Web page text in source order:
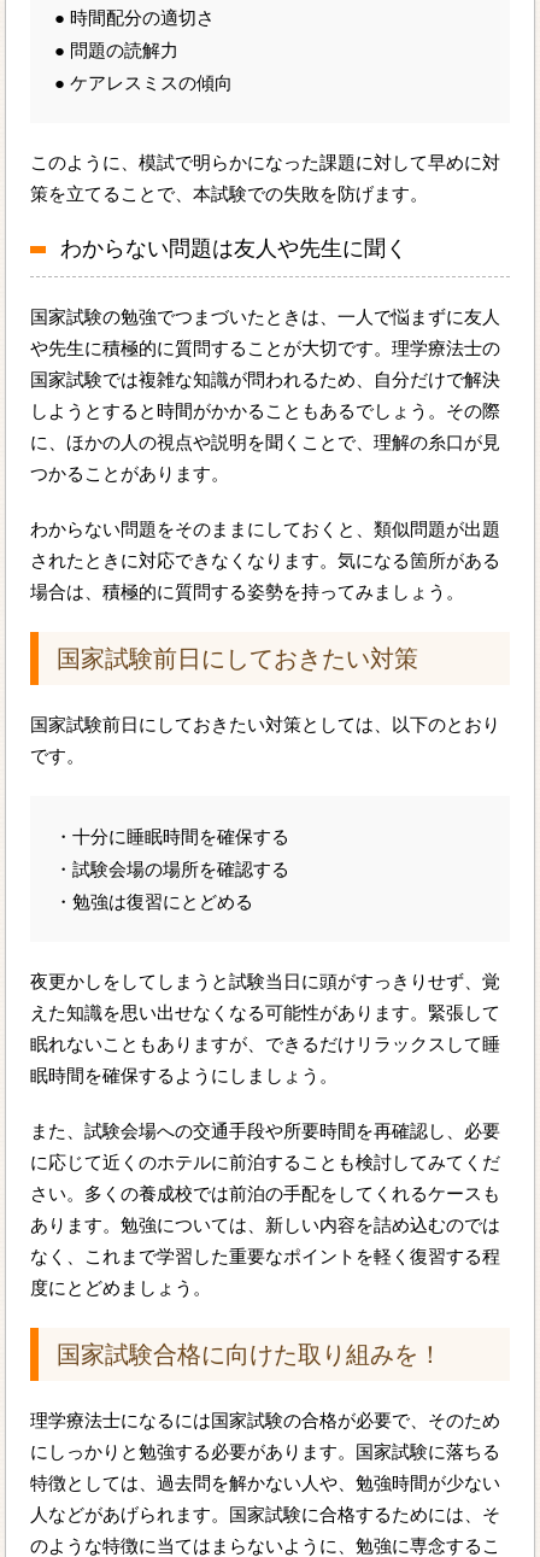
● 時間配分の適切さ
● 問題の読解力
● ケアレスミスの傾向
このように、模試で明らかになった課題に対して早めに対
策を立てることで、本試験での失敗を防げます。
わからない問題は友人や先生に聞く
国家試験の勉強でつまづいたときは、一人で悩まずに友人
や先生に積極的に質問することが大切です。理学療法士の
国家試験では複雑な知識が問われるため、自分だけで解決
しようとすると時間がかかることもあるでしょう。その際
に、ほかの人の視点や説明を聞くことで、理解の糸口が見
つかることがあります。
わからない問題をそのままにしておくと、類似問題が出題
されたときに対応できなくなります。気になる箇所がある
場合は、積極的に質問する姿勢を持ってみましょう。
国家試験前日にしておきたい対策
国家試験前日にしておきたい対策としては、以下のとおり
です。
・十分に睡眠時間を確保する
・試験会場の場所を確認する
・勉強は復習にとどめる
夜更かしをしてしまうと試験当日に頭がすっきりせず、覚
えた知識を思い出せなくなる可能性があります。緊張して
眠れないこともありますが、できるだけリラックスして睡
眠時間を確保するようにしましょう。
また、試験会場への交通手段や所要時間を再確認し、必要
に応じて近くのホテルに前泊することも検討してみてくだ
さい。多くの養成校では前泊の手配をしてくれるケースも
あります。勉強については、新しい内容を詰め込むのでは
なく、これまで学習した重要なポイントを軽く復習する程
度にとどめましょう。
国家試験合格に向けた取り組みを！
理学療法士になるには国家試験の合格が必要で、そのため
にしっかりと勉強する必要があります。国家試験に落ちる
特徴としては、過去問を解かない人や、勉強時間が少ない
人などがあげられます。国家試験に合格するためには、そ
のような特徴に当てはまらないように、勉強に専念するこ